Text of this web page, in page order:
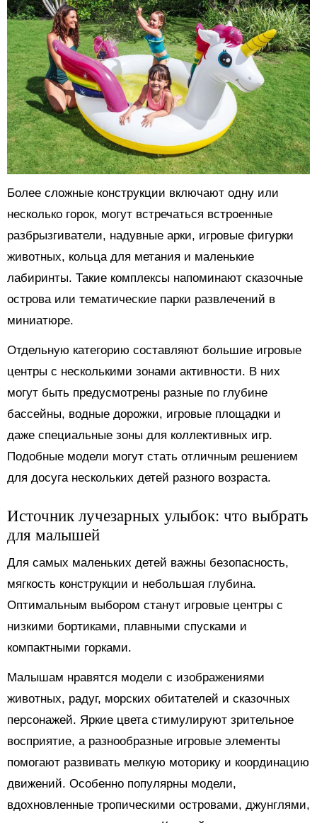
Более сложные конструкции включают одну или
несколько горок, могут встречаться встроенные
разбрызгиватели, надувные арки, игровые фигурки
животных, кольца для метания и маленькие
лабиринты. Такие комплексы напоминают сказочные
острова или тематические парки развлечений в
миниатюре.
Отдельную категорию составляют большие игровые
центры с несколькими зонами активности. В них
могут быть предусмотрены разные по глубине
бассейны, водные дорожки, игровые площадки и
даже специальные зоны для коллективных игр.
Подобные модели могут стать отличным решением
для досуга нескольких детей разного возраста.
Источник лучезарных улыбок: что выбрать
для малышей
Для самых маленьких детей важны безопасность,
мягкость конструкции и небольшая глубина.
Оптимальным выбором станут игровые центры с
низкими бортиками, плавными спусками и
компактными горками.
Малышам нравятся модели с изображениями
животных, радуг, морских обитателей и сказочных
персонажей. Яркие цвета стимулируют зрительное
восприятие, а разнообразные игровые элементы
помогают развивать мелкую моторику и координацию
движений. Особенно популярны модели,
вдохновленные тропическими островами, джунглями,